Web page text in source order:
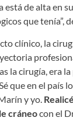
está de alta en
que tenía”,
clínico, la
la cirugía, era
que en el país
y yo.
cráneocon el